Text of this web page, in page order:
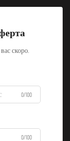
скоро.
0/100
0/100